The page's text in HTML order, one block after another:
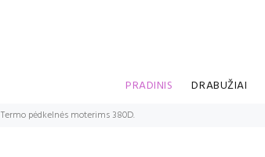
PRADINIS DRABUŽIAI
Termo pėdkelnės moterims 380D.